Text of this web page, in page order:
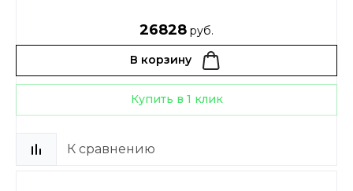
26828 руб.
В корзину
Купить в 1 клик
К сравнению